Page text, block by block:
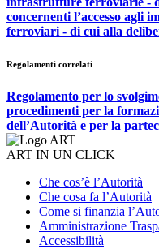
concernenti l’accesso agli
ferroviari - di cui alla
Regolamenti correlati
Regolamento per lo
procedimenti per la
dell’Autorità e per la
ART IN UN CLICK
Che cos’è l’Autorità
Che cosa fa l’Autorità
Come si finanzia
Amministrazione
Accessibilità